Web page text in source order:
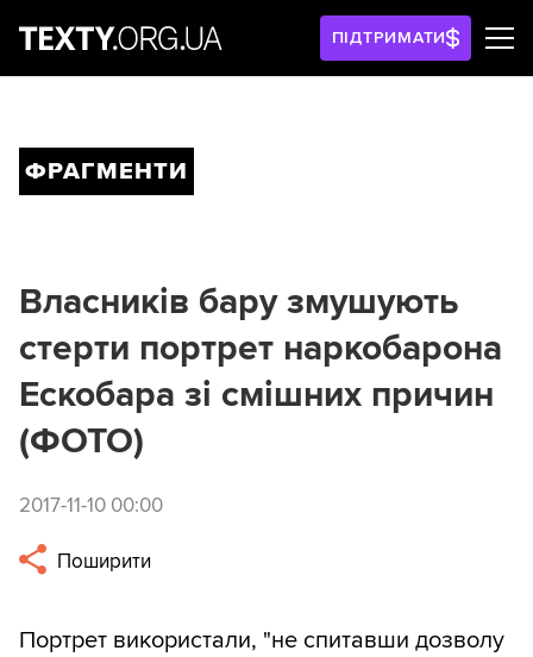
ПІДТРИМАТИ
ФРАГМЕНТИ
Власників бару змушують
стерти портрет наркобарона
Ескобара зі смішних причин
(ФОТО)
2017-11-10 00:00
Поширити
Портрет використали, "не спитавши дозволу